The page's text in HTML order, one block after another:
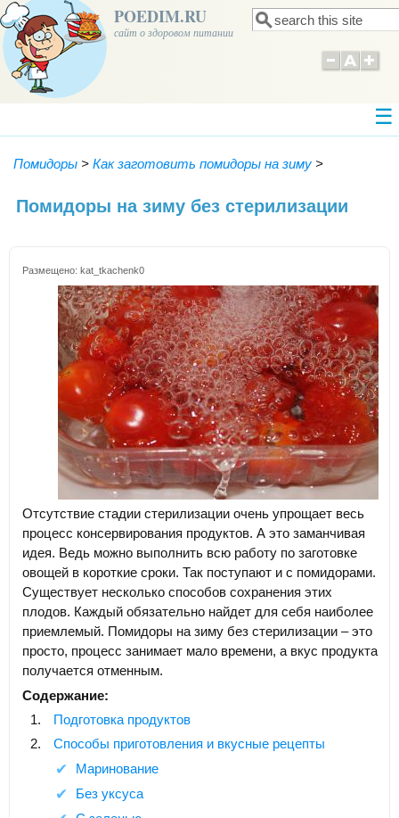
POEDIM.RU
сайт о здоровом питании Форма поиска
Поиск
Помидоры > Как заготовить помидоры на зиму >
Помидоры на зиму без стерилизации
Размещено: kat_tkachenk0
Отсутствие стадии стерилизации очень упрощает весь
процесс консервирования продуктов. А это заманчивая
идея. Ведь можно выполнить всю работу по заготовке
овощей в короткие сроки. Так поступают и с помидорами.
Существует несколько способов сохранения этих
плодов. Каждый обязательно найдет для себя наиболее
приемлемый. Помидоры на зиму без стерилизации – это
просто, процесс занимает мало времени, а вкус продукта
получается отменным.
Содержание:
Подготовка продуктов
Способы приготовления и вкусные рецепты
Маринование
Без уксуса